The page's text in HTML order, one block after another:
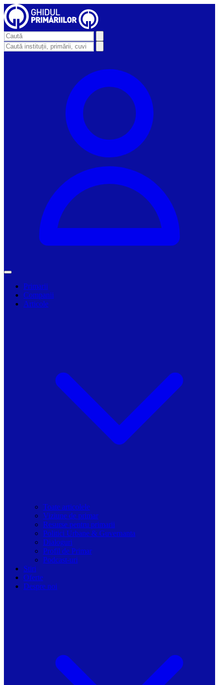
Primarii
Companii
Articole
Toate articolele
Viziune de primar
Resurse pentru primarii
Politici Urbane & Guvernanta
Dialoguri
Profil de Primar
Podcast-uri
Stiri
Oferte
Despre noi